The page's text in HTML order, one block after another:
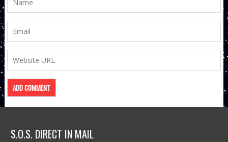
S.O.S. DIRECT IN MAIL